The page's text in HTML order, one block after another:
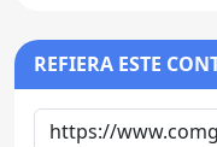
REFIERA ESTE